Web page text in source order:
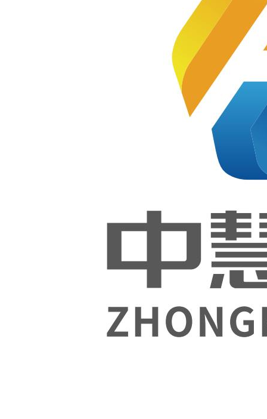
能大赛
软件测
试（世
赛）项
目和鸿
蒙应用
开发项
目经验
总结交
流会成
功举
中慧集
团联合
编写
《Vue
序开
发》入